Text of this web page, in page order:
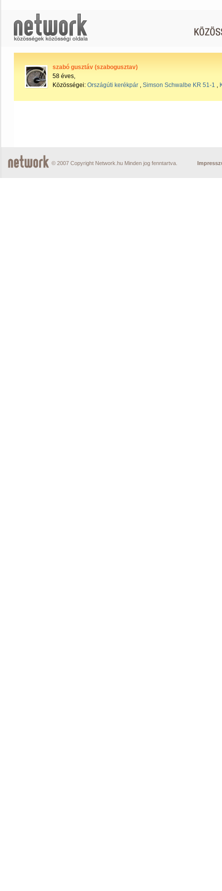
szabó gusztáv (szabogusztav)
58 éves,
Közösségei: Országúti kerékpár , Simson Schwalbe KR 51-1 ,
© 2007 Copyright Network.hu Minden jog fenntartva.